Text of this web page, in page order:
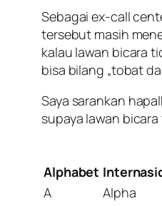
Sebagai ex-call
tersebut masih
kalau lawan bicara
bisa bilang „tobat
Saya sarankan
supaya lawan
Alphabet
A
Alpha